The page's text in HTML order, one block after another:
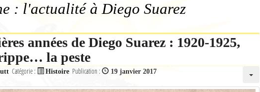
: l'actualité à Diego Suarez
années de Diego Suarez : 1920-1925,
la peste
Catégorie : Histoire Publication : 19 janvier 2017